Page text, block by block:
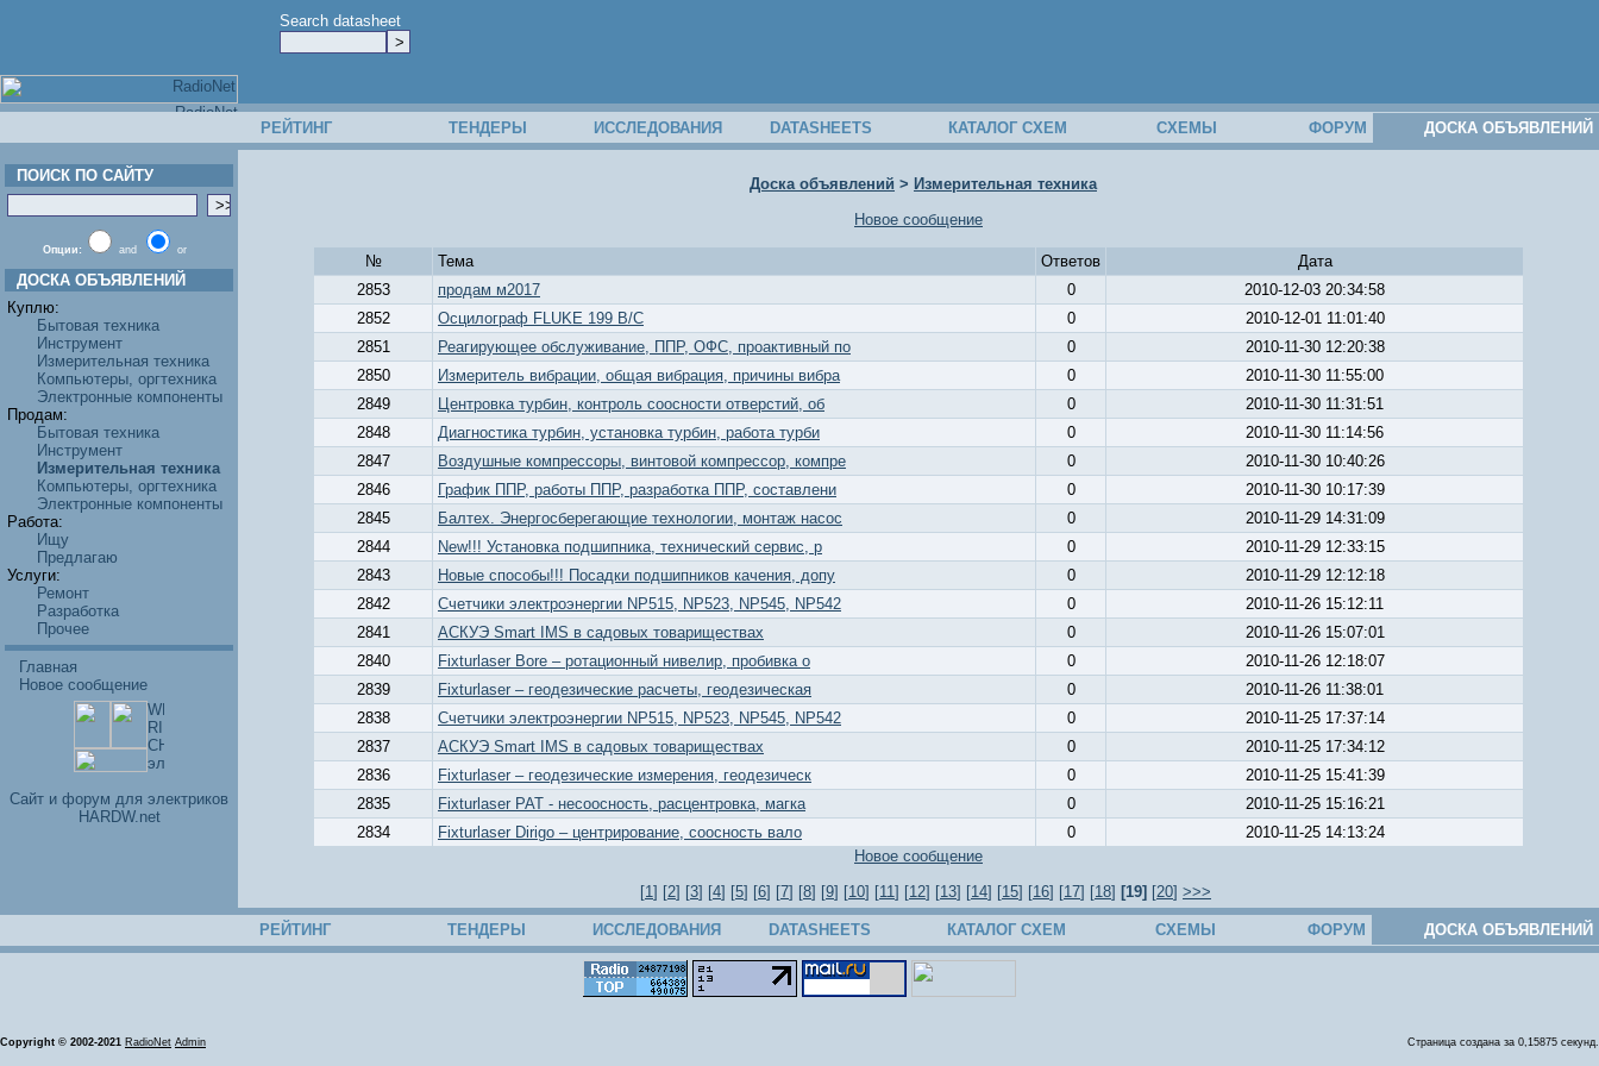
Search datasheet
РЕЙТИНГ ТЕНДЕРЫ ИССЛЕДОВАНИЯ DATASHEETS КАТАЛОГ СХЕМ СХЕМЫ ФОРУМ ДОСКА ОБЪЯВЛЕНИЙ
ПОИСК ПО САЙТУ
Опции: and or
ДОСКА ОБЪЯВЛЕНИЙ
Куплю:
Бытовая техника
Инструмент
Измерительная техника
Компьютеры, оргтехника
Электронные компоненты
Продам:
Бытовая техника
Инструмент
Измерительная техника
Компьютеры, оргтехника
Электронные компоненты
Работа:
Ищу
Предлагаю
Услуги:
Ремонт
Разработка
Прочее
Главная
Новое сообщение
Cайт и форум для электриков
HARDW.net
Доска объявлений > Измерительная техника
Новое сообщение
№ Тема Ответов
Дата
2853
продам м2017 0
2010-12-03 20:34:58
2852
Осцилограф FLUKE 199 B/С 0
2010-12-01 11:01:40
2851
Реагирующее обслуживание, ППР, ОФС, проактивный по 0
2010-11-30 12:20:38
2850
Измеритель вибрации, общая вибрация, причины вибра 0
2010-11-30 11:55:00
2849
Центровка турбин, контроль соосности отверстий, об 0
2010-11-30 11:31:51
2848
Диагностика турбин, установка турбин, работа турби 0
2010-11-30 11:14:56
2847
Воздушные компрессоры, винтовой компрессор, компре 0
2010-11-30 10:40:26
2846
График ППР, работы ППР, разработка ППР, составлени 0
2010-11-30 10:17:39
2845
Балтех. Энергосберегающие технологии, монтаж насос 0
2010-11-29 14:31:09
2844
New!!! Установка подшипника, технический сервис, р 0
2010-11-29 12:33:15
2843
Новые способы!!! Посадки подшипников качения, допу 0
2010-11-29 12:12:18
2842
Счетчики электроэнергии NP515, NP523, NP545, NP542 0
2010-11-26 15:12:11
2841
АСКУЭ Smart IMS в садовых товариществах 0
2010-11-26 15:07:01
2840
Fixturlaser Bore – ротационный нивелир, пробивка о 0
2010-11-26 12:18:07
2839
Fixturlaser – геодезические расчеты, геодезическая 0
2010-11-26 11:38:01
2838
Счетчики электроэнергии NP515, NP523, NP545, NP542 0
2010-11-25 17:37:14
2837
АСКУЭ Smart IMS в садовых товариществах 0
2010-11-25 17:34:12
2836
Fixturlaser – геодезические измерения, геодезическ 0
2010-11-25 15:41:39
2835
Fixturlaser PAT - несоосность, расцентровка, магка 0
2010-11-25 15:16:21
2834
Fixturlaser Dirigo – центрирование, соосность вало 0
2010-11-25 14:13:24
Новое сообщение
[1] [2] [3] [4] [5] [6] [7] [8] [9] [10] [11] [12] [13] [14] [15] [16] [17] [18] [19] [20] >>>
РЕЙТИНГ ТЕНДЕРЫ ИССЛЕДОВАНИЯ DATASHEETS КАТАЛОГ СХЕМ СХЕМЫ ФОРУМ ДОСКА ОБЪЯВЛЕНИЙ
Copyright © 2002-2021 RadioNet Admin Страница создана за 0,15875 секунд.